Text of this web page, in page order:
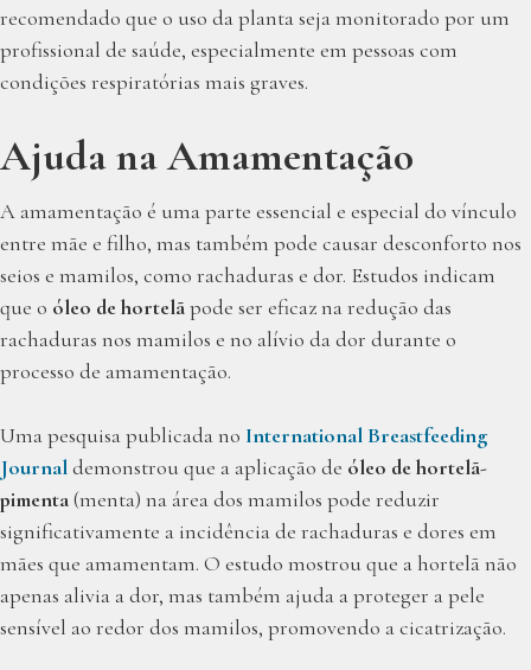
recomendado que o uso da planta seja monitorado por um
profissional de saúde, especialmente em pessoas com
condições respiratórias mais graves.
Ajuda na Amamentação
A amamentação é uma parte essencial e especial do vínculo
entre mãe e filho, mas também pode causar desconforto nos
seios e mamilos, como rachaduras e dor. Estudos indicam
que o óleo de hortelãpode ser eficaz na redução das
rachaduras nos mamilos e no alívio da dor durante o
processo de amamentação.
Uma pesquisa publicada no International Breastfeeding
Journaldemonstrou que a aplicação de óleo de hortelã-
pimenta(menta) na área dos mamilos pode reduzir
significativamente a incidência de rachaduras e dores em
mães que amamentam. O estudo mostrou que a hortelã não
apenas alivia a dor, mas também ajuda a proteger a pele
sensível ao redor dos mamilos, promovendo a cicatrização.